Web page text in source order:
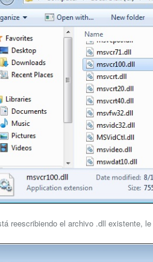
reescribiendo el archivo .dll existente,